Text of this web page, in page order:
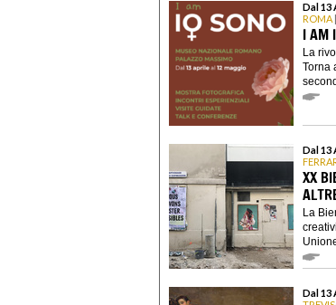
Dal 13
ROMA
I AM
La
Torna
Dal 13
XX
La
Dal 13